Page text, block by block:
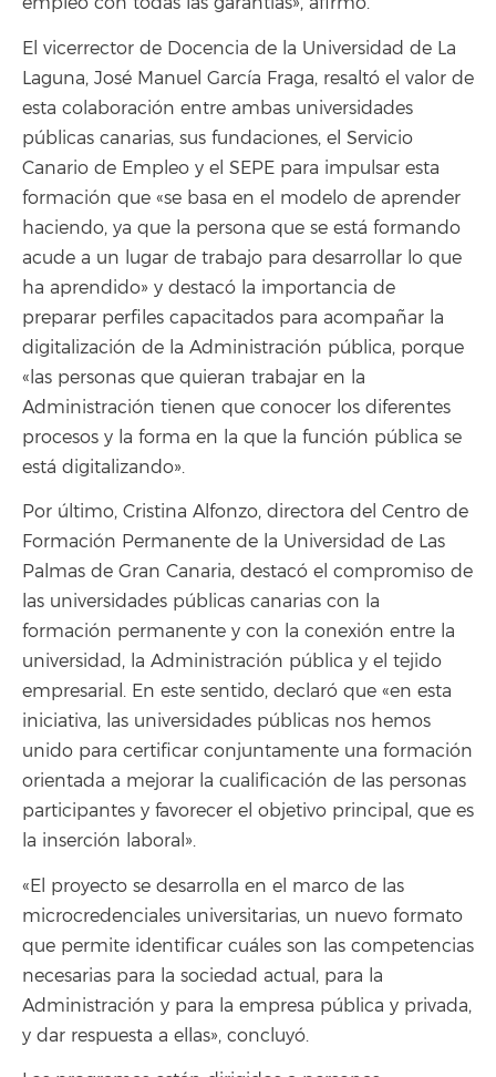
El vicerrector de Docencia de la Universidad de La
Laguna, José Manuel García Fraga, resaltó el valor de
esta colaboración entre ambas universidades
públicas canarias, sus fundaciones, el Servicio
Canario de Empleo y el SEPE para impulsar esta
formación que «se basa en el modelo de aprender
haciendo, ya que la persona que se está formando
acude a un lugar de trabajo para desarrollar lo que
ha aprendido» y destacó la importancia de
preparar perfiles capacitados para acompañar la
digitalización de la Administración pública, porque
«las personas que quieran trabajar en la
Administración tienen que conocer los diferentes
procesos y la forma en la que la función pública se
está digitalizando».
Por último, Cristina Alfonzo, directora del Centro de
Formación Permanente de la Universidad de Las
Palmas de Gran Canaria, destacó el compromiso de
las universidades públicas canarias con la
formación permanente y con la conexión entre la
universidad, la Administración pública y el tejido
empresarial. En este sentido, declaró que «en esta
iniciativa, las universidades públicas nos hemos
unido para certificar conjuntamente una formación
orientada a mejorar la cualificación de las personas
participantes y favorecer el objetivo principal, que es
la inserción laboral».
«El proyecto se desarrolla en el marco de las
microcredenciales universitarias, un nuevo formato
que permite identificar cuáles son las competencias
necesarias para la sociedad actual, para la
Administración y para la empresa pública y privada,
y dar respuesta a ellas», concluyó.